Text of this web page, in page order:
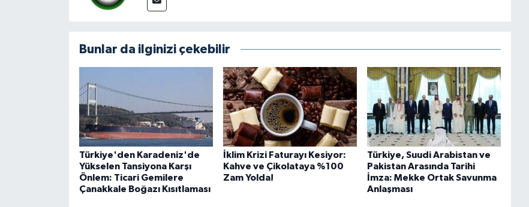
Bunlar da ilginizi çekebilir
Türkiye'den Karadeniz'de
Yükselen Tansiyona Karşı
Önlem: Ticari Gemilere
Çanakkale Boğazı Kısıtlaması
İklim Krizi Faturayı Kesiyor:
Kahve ve Çikolataya %100
Zam Yolda!
Türkiye, Suudi Arabistan ve
Pakistan Arasında Tarihi
İmza: Mekke Ortak Savunma
Anlaşması